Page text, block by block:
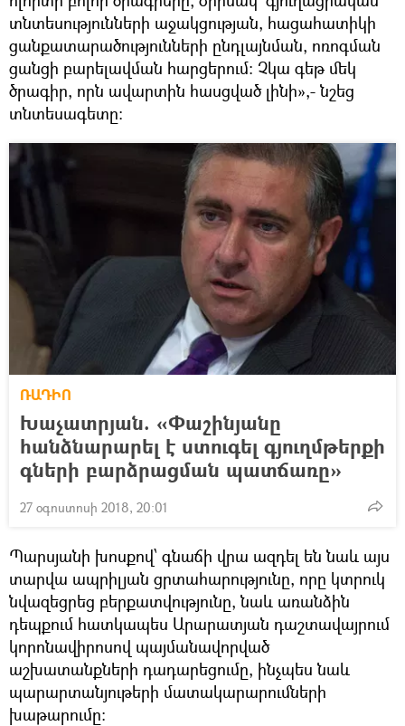
տնտեսությունների աջակցության, հացահատիկի
ցանքատարածությունների ընդլայնման, ոռոգման
ցանցի բարելավման հարցերում: Չկա գեթ մեկ
ծրագիր, որն ավարտին հասցված լինի»,- նշեց
տնտեսագետը:
ՌԱԴԻՈ
Խաչատրյան. «Փաշինյանը
հանձնարարել է ստուգել գյուղմթերքի
գների բարձրացման պատճառը»
27 օգոստոսի 2018, 20:01
Պարսյանի խոսքով՝ գնաճի վրա ազդել են նաև այս
տարվա ապրիլյան ցրտահարությունը, որը կտրուկ
նվազեցրեց բերքատվությունը, նաև առանձին
դեպքում հատկապես Արարատյան դաշտավայրում
կորոնավիրոսով պայմանավորված
աշխատանքների դադարեցումը, ինչպես նաև
պարարտանյութերի մատակարարումների
խաթարումը: